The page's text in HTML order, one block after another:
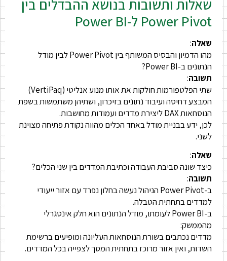
שאלות ותשובות בנושא ההבדלים בין
Power Pivot ל-Power BI
שאלה:
מהו הדמיון והבסיס המשותף בין Power Pivot לבין מודל
הנתונים ב-Power BI?
תשובה:
שתי הפלטפורמות חולקות את אותו מנוע אנליטי (VertiPaq)
המבצע דחיסה ועיבוד נתונים בזיכרון, ושתיהן משתמשות בשפת
הנוסחאות DAX ליצירת מדדים ועמודות מחושבות.
לכן, ידע בבניית מודל באחד הכלים מהווה נקודת פתיחה מצוינת
לשני.
שאלה:
כיצד שונה סביבת העבודה וכתיבת המדדים בין שני הכלים?
תשובה:
ב-Power Pivot הניהול נעשה בחלון נפרד עם אזור ייעודי
למדדים בתחתית הטבלה.
ב-Power BI לעומתו, מודל הנתונים הוא חלק אינטגרלי
מהממשק:
מדדים נכתבים בשורת הנוסחאות העליונה ומופיעים ברשימת
השדות, ואין אזור מרוכז בתחתית המסך לצפייה בכל המדדים.